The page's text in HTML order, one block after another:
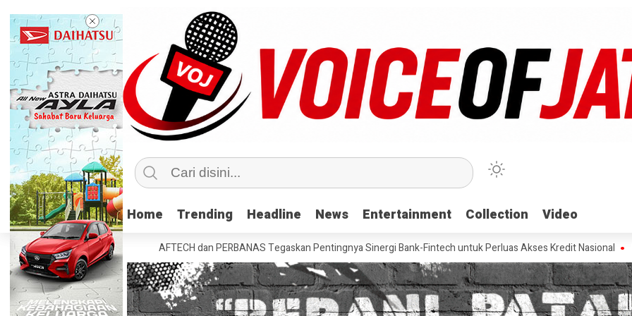
Home Trending Headline News Entertainment Collection Video
Home Trending Headline News Entertainment Collection Video
di Tahun Kedua AFTECH dan PERBANAS Tegaskan Pentingnya Sinergi Bank-Fintech untuk Perluas Akses Kredit Nasional Pevita